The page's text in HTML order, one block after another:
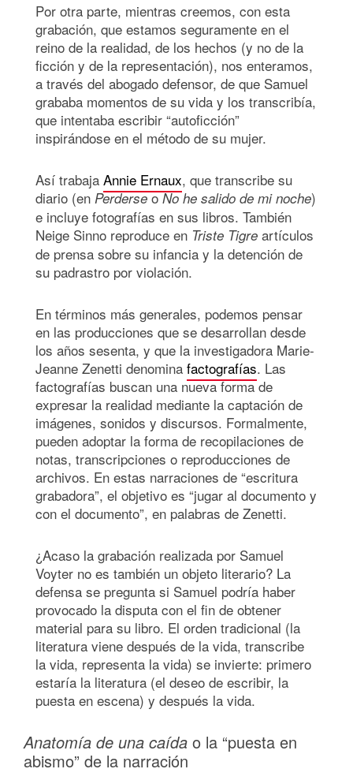
Por otra parte, mientras creemos, con esta
grabación, que estamos seguramente en el
reino de la realidad, de los hechos (y no de la
ficción y de la representación), nos enteramos,
a través del abogado defensor, de que Samuel
grababa momentos de su vida y los transcribía,
que intentaba escribir “autoficción”
inspirándose en el método de su mujer.
Así trabaja Annie Ernaux, que transcribe su
diario (en PerderseoNo he salido de mi noche)
e incluye fotografías en sus libros. También
Neige Sinno reproduce en Triste Tigre artículos
de prensa sobre su infancia y la detención de
su padrastro por violación.
En términos más generales, podemos pensar
en las producciones que se desarrollan desde
los años sesenta, y que la investigadora Marie-
Jeanne Zenetti denomina factografías. Las
factografías buscan una nueva forma de
expresar la realidad mediante la captación de
imágenes, sonidos y discursos. Formalmente,
pueden adoptar la forma de recopilaciones de
notas, transcripciones o reproducciones de
archivos. En estas narraciones de “escritura
grabadora”, el objetivo es “jugar al documento y
con el documento”, en palabras de Zenetti.
¿Acaso la grabación realizada por Samuel
Voyter no es también un objeto literario? La
defensa se pregunta si Samuel podría haber
provocado la disputa con el fin de obtener
material para su libro. El orden tradicional (la
literatura viene después de la vida, transcribe
la vida, representa la vida) se invierte: primero
estaría la literatura (el deseo de escribir, la
puesta en escena) y después la vida.
Anatomía de una caída o la “puesta en
abismo” de la narración